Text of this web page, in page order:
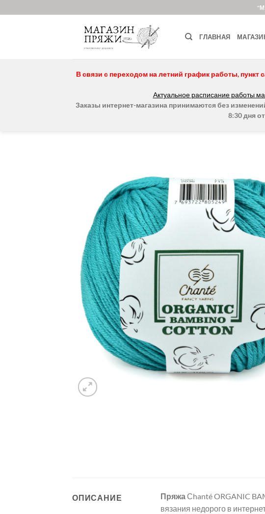
to
ГЛАВНАЯ
В связи с переходом на летний график работы, пункт
Актуальное расписание работы
Заказы интернет-магазина принимаются без
8:30 дня
ОПИСАНИЕ Пряжа Сhanté ORGANIC
вязания недорого в